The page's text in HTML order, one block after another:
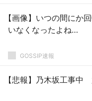
【画像】いつの間にか
いなくなったよね…
GOSSIP速報
【悲報】乃木坂工事中